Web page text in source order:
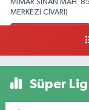
MİMAR SİNAN MAH.
MERKEZİ CİVARI)
Süper